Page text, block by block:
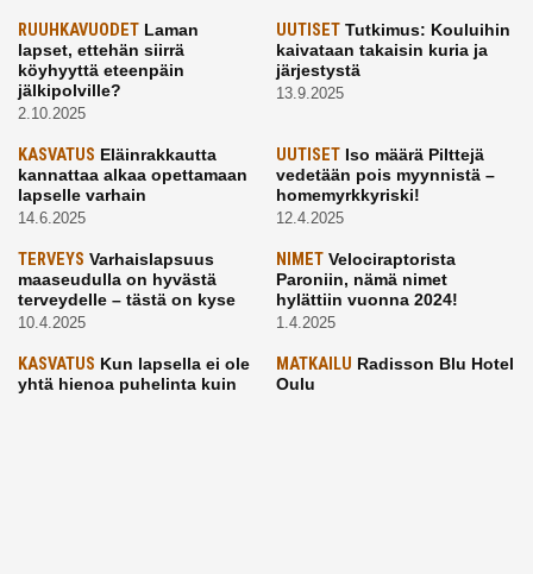
RUUHKAVUODET Laman
lapset, ettehän siirrä
köyhyyttä eteenpäin
jälkipolville?
2.10.2025
UUTISETTutkimus: Kouluihin
kaivataan takaisin kuria ja
järjestystä
13.9.2025
KASVATUS Eläinrakkautta
kannattaa alkaa opettamaan
lapselle varhain
14.6.2025
UUTISETIso määrä Pilttejä
vedetään pois myynnistä –
homemyrkkyriski!
12.4.2025
TERVEYS Varhaislapsuus
maaseudulla on hyvästä
terveydelle – tästä on kyse
10.4.2025
NIMETVelociraptorista
Paroniin, nämä nimet
hylättiin vuonna 2024!
1.4.2025
KASVATUS Kun lapsella ei ole
yhtä hienoa puhelinta kuin
MATKAILU Radisson Blu Hotel
Oulu